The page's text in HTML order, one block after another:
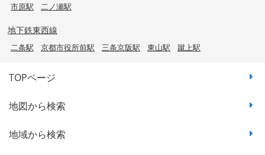
市原駅
二ノ瀬駅
地下鉄東西線
二条駅 京都市役所前駅 三条京阪駅 東山駅 蹴上駅
TOPページ
地図から検索
地域から検索